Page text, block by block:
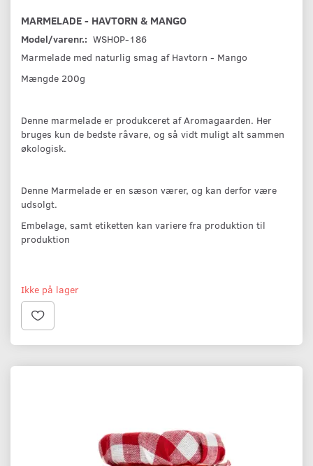
MARMELADE - HAVTORN & MANGO
Model/varenr.: WSHOP-186
Marmelade med naturlig smag af Havtorn - Mango
Mængde 200g
Denne marmelade er produkceret af Aromagaarden. Her
bruges kun de bedste råvare, og så vidt muligt alt sammen
økologisk.
Denne Marmelade er en sæson værer, og kan derfor være
udsolgt.
Embelage, samt etiketten kan variere fra produktion til
produktion
Ikke på lager